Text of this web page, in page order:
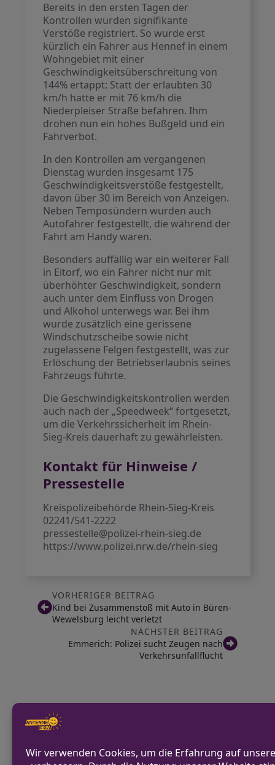
Bereits in den ersten Tagen der
Kontrollen wurden signifikante
Verstöße registriert. So wurde erst
kürzlich ein Fahrer aus Hennef in einem
Wohngebiet mit einer
Geschwindigkeitsüberschreitung von
144% ertappt: Statt der erlaubten 30
km/h hatte er mit 76 km/h die
Niederpleiser Straße befahren. Ihm
drohen nun ein hohes Bußgeld und ein
Fahrverbot.
In den Kontrollen am vergangenen
Dienstag wurden insgesamt 175
Geschwindigkeitsverstöße festgestellt,
davon über 30 im Bereich von Anzeigen.
Neben Temposündern wurden auch
Autofahrer festgestellt, die während der
Fahrt am Handy waren.
Besonders auffällig war ein weiterer Fall
in Eitorf, wo ein Fahrer nicht nur mit
überhöhter Geschwindigkeit, sondern
auch unter dem Einfluss von Drogen
und Alkohol unterwegs war. Bei ihm
wurde zusätzlich eine gerissene
Windschutzscheibe sowie nicht
zugelassene Felgen festgestellt, was zur
Erlöschung der Betriebserlaubnis seines
Fahrzeugs führte.
Die Geschwindigkeitskontrollen werden
auch nach der „Speedweek“ fortgesetzt,
um die Verkehrssicherheit im Rhein-
Sieg-Kreis dauerhaft zu gewährleisten.
Kontakt für Hinweise /
Pressestelle
Kreispolizeibehörde Rhein-Sieg-Kreis
02241/541-2222
pressestelle@polizei-rhein-sieg.de
https://www.polizei.nrw.de/rhein-sieg
VORHERIGER BEITRAG
Kind bei Zusammenstoß mit Auto in Büren-
Wewelsburg leicht verletzt
NÄCHSTER BEITRAG
Emmerich: Polizei sucht Zeugen nach
Verkehrsunfallflucht
Diskutiere mit!